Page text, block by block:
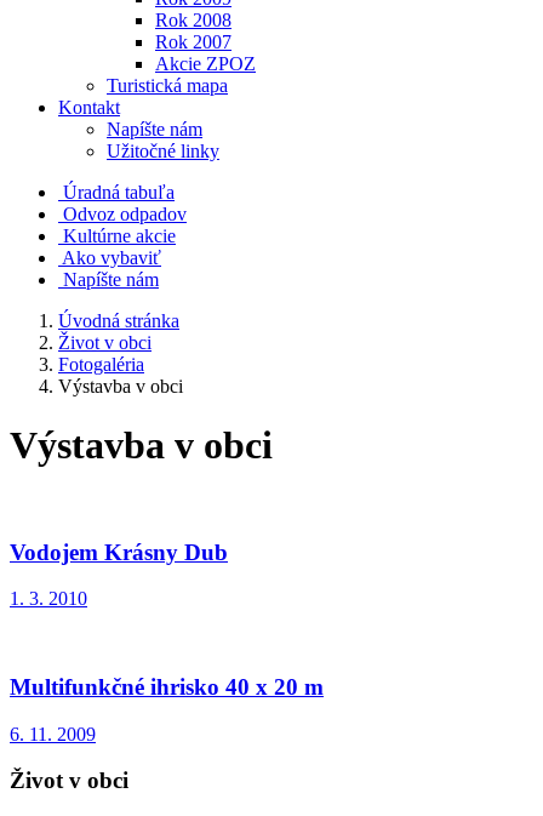
Rok 2008
Rok 2007
Akcie ZPOZ
Turistická mapa
Kontakt
Napíšte nám
Užitočné linky
Úradná tabuľa
Odvoz odpadov
Kultúrne akcie
Ako vybaviť
Napíšte nám
Úvodná stránka
Život v obci
Fotogaléria
Výstavba v obci
Výstavba v obci
Vodojem Krásny Dub
1. 3. 2010
Multifunkčné ihrisko 40 x 20 m
6. 11. 2009
Život v obci